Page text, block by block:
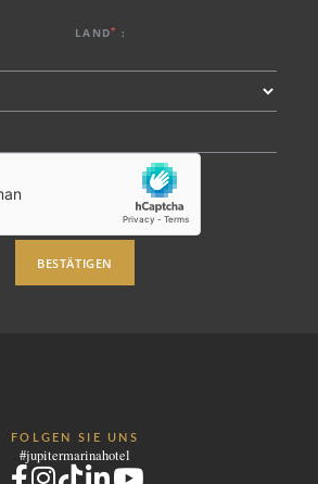
LAND* :
BESTÄTIGEN
FOLGEN SIE UNS
#jupitermarinahotel
HOTEL
SPA
DIENSTLEISTUNGEN
PHOTOS